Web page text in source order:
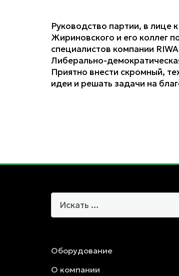
Руководство партии, в
Жириновского и его коллег
специалистов компании
Либерально-
Приятно внести скромный,
идеи и решать задачи на
Оборудование
О компании